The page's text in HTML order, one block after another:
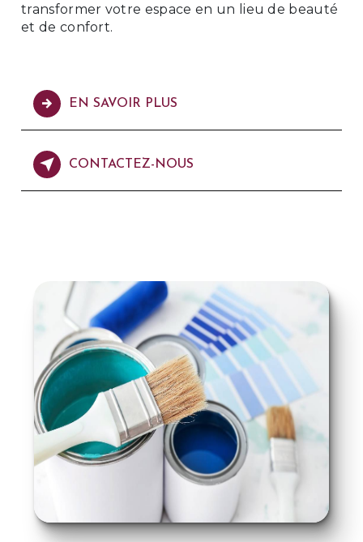
transformer votre espace en un lieu de beauté
et de confort.
EN SAVOIR PLUS
CONTACTEZ-NOUS